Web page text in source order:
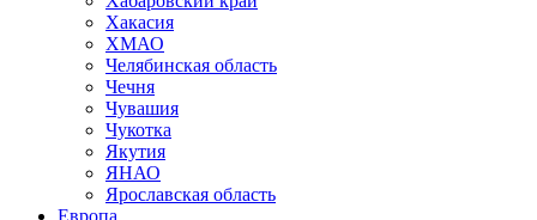
Хакасия
ХМАО
Челябинская область
Чечня
Чувашия
Чукотка
Якутия
ЯНАО
Ярославская область